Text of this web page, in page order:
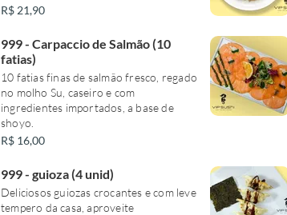
R$ 21,90
999 - Carpaccio de Salmão (10
fatias)
10 fatias finas de salmão fresco, regado
no molho Su, caseiro e com
ingredientes importados, a base de
shoyo.
R$ 16,00
999 - guioza (4 unid)
Deliciosos guiozas crocantes e com leve
tempero da casa, aproveite